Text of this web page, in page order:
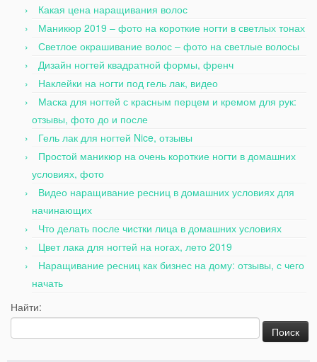
Какая цена наращивания волос
Маникюр 2019 – фото на короткие ногти в светлых тонах
Светлое окрашивание волос – фото на светлые волосы
Дизайн ногтей квадратной формы, френч
Наклейки на ногти под гель лак, видео
Маска для ногтей с красным перцем и кремом для рук:
отзывы, фото до и после
Гель лак для ногтей Nice, отзывы
Простой маникюр на очень короткие ногти в домашних
условиях, фото
Видео наращивание ресниц в домашних условиях для
начинающих
Что делать после чистки лица в домашних условиях
Цвет лака для ногтей на ногах, лето 2019
Наращивание ресниц как бизнес на дому: отзывы, с чего
начать
Найти: